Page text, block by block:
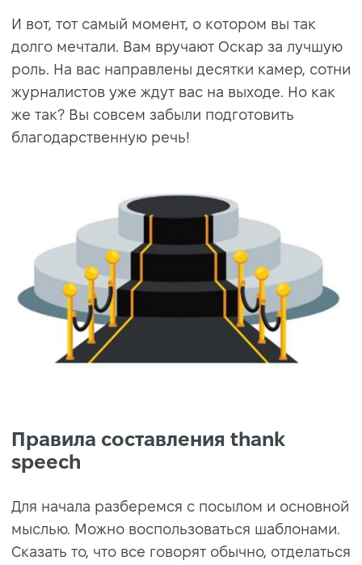
И вот, тот самый момент, о котором вы так
долго мечтали. Вам вручают Оскар за лучшую
роль. На вас направлены десятки камер, сотни
журналистов уже ждут вас на выходе. Но как
же так? Вы совсем забыли подготовить
благодарственную речь!
Правила составления thank
speech
Для начала разберемся с посылом и основной
мыслью. Можно воспользоваться шаблонами.
Сказать то, что все говорят обычно, отделаться